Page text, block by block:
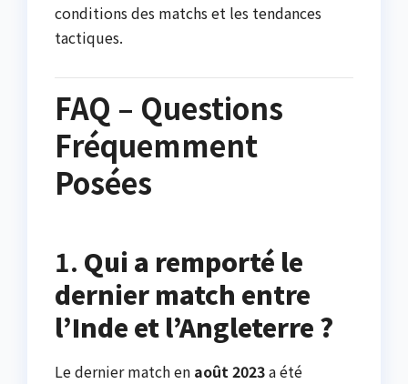
conditions des matchs et les tendances
tactiques.
FAQ – Questions
Fréquemment
Posées
1. Qui a remporté le
dernier match entre
l’Inde et l’Angleterre ?
Le dernier match en août 2023a été